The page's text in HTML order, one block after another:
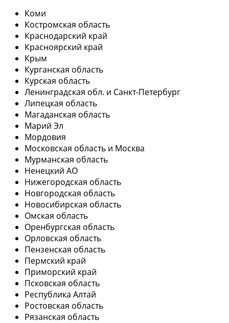
Коми
Костромская область
Краснодарский край
Красноярский край
Крым
Курганская область
Курская область
Ленинградская обл. и Санкт-Петербург
Липецкая область
Магаданская область
Марий Эл
Мордовия
Московская область и Москва
Мурманская область
Ненецкий АО
Нижегородская область
Новгородская область
Новосибирская область
Омская область
Оренбургская область
Орловская область
Пензенская область
Пермский край
Приморский край
Псковская область
Республика Алтай
Ростовская область
Рязанская область